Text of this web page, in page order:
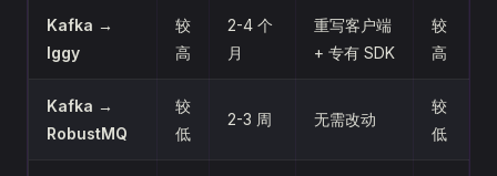
Kafka →
Iggy
较
高
2-4 个
月
重写客户端
+ 专有 SDK
较
高
Kafka →
RobustMQ
较
低
2-3 周 无需改动
较
低